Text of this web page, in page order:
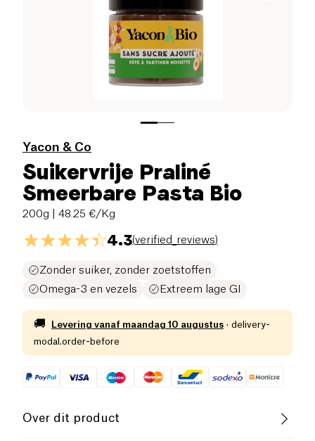
Yacon & Co
Suikervrije Praliné
Smeerbare Pasta Bio
200g | 48.25 €/Kg
4.3(verified_reviews)
Zonder suiker, zonder zoetstoffen
Omega-3 en vezels
Extreem lage GI
🚚 Levering vanaf maandag 10 augustus · delivery-
modal.order-before
Over dit product